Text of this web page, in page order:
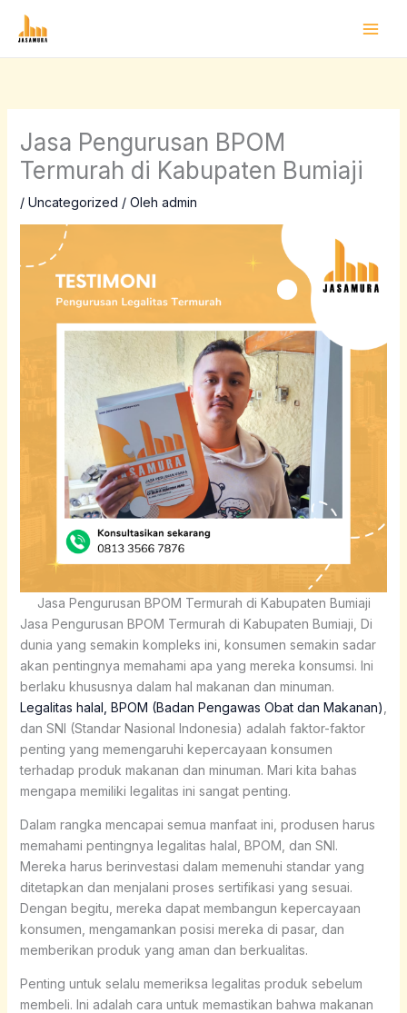
Jasa Pengurusan BPOM
Termurah di Kabupaten Bumiaji
/ Uncategorized / Oleh admin
Jasa Pengurusan BPOM Termurah di Kabupaten Bumiaji
Jasa Pengurusan BPOM Termurah di Kabupaten Bumiaji, Di
dunia yang semakin kompleks ini, konsumen semakin sadar
akan pentingnya memahami apa yang mereka konsumsi. Ini
berlaku khususnya dalam hal makanan dan minuman.
Legalitas halal, BPOM (Badan Pengawas Obat dan Makanan)
dan SNI (Standar Nasional Indonesia) adalah faktor-faktor
penting yang memengaruhi kepercayaan konsumen
terhadap produk makanan dan minuman. Mari kita bahas
mengapa memiliki legalitas ini sangat penting.
Dalam rangka mencapai semua manfaat ini, produsen harus
memahami pentingnya legalitas halal, BPOM, dan SNI.
Mereka harus berinvestasi dalam memenuhi standar yang
ditetapkan dan menjalani proses sertifikasi yang sesuai.
Dengan begitu, mereka dapat membangun kepercayaan
konsumen, mengamankan posisi mereka di pasar, dan
memberikan produk yang aman dan berkualitas.
Penting untuk selalu memeriksa legalitas produk sebelum
membeli. Ini adalah cara untuk memastikan bahwa makanan